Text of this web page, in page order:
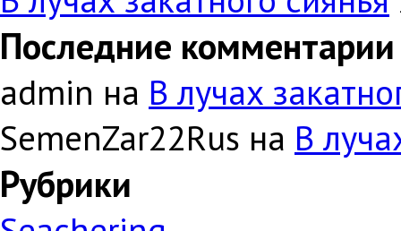
Последние комментарии
admin на В лучах
SemenZar22Rus на В
Рубрики